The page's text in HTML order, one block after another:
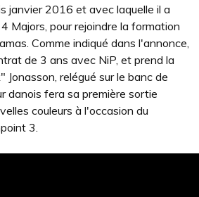
janvier 2016 et avec laquelle il a
Majors, pour rejoindre la formation
Comme indiqué dans l'annonce,
de 3 ans avec NiP, et prend la
relégué sur le banc de
danois fera sa première sortie
couleurs à l'occasion du
3.